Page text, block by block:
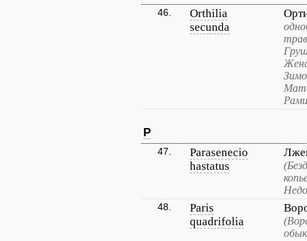
46.
Orthilia
secunda
P
47.
Parasenecio
hastatus
48.
Paris
quadrifolia